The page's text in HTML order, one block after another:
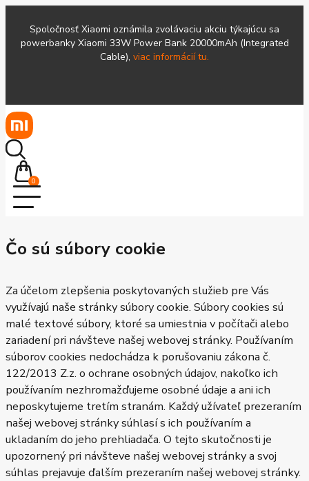
Spoločnosť Xiaomi oznámila zvolávaciu akciu týkajúcu sa
powerbanky Xiaomi 33W Power Bank 20000mAh (Integrated
Cable), viac informácií tu.
0
Čo sú súbory cookie
Za účelom zlepšenia poskytovaných služieb pre Vás
využívajú naše stránky súbory cookie. Súbory cookies sú
malé textové súbory, ktoré sa umiestnia v počítači alebo
zariadení pri návšteve našej webovej stránky. Používaním
súborov cookies nedochádza k porušovaniu zákona č.
122/2013 Z.z. o ochrane osobných údajov, nakoľko ich
používaním nezhromažďujeme osobné údaje a ani ich
neposkytujeme tretím stranám. Každý užívateľ prezeraním
našej webovej stránky súhlasí s ich používaním a
ukladaním do jeho prehliadača. O tejto skutočnosti je
upozornený pri návšteve našej webovej stránky a svoj
súhlas prejavuje ďalším prezeraním našej webovej stránky.